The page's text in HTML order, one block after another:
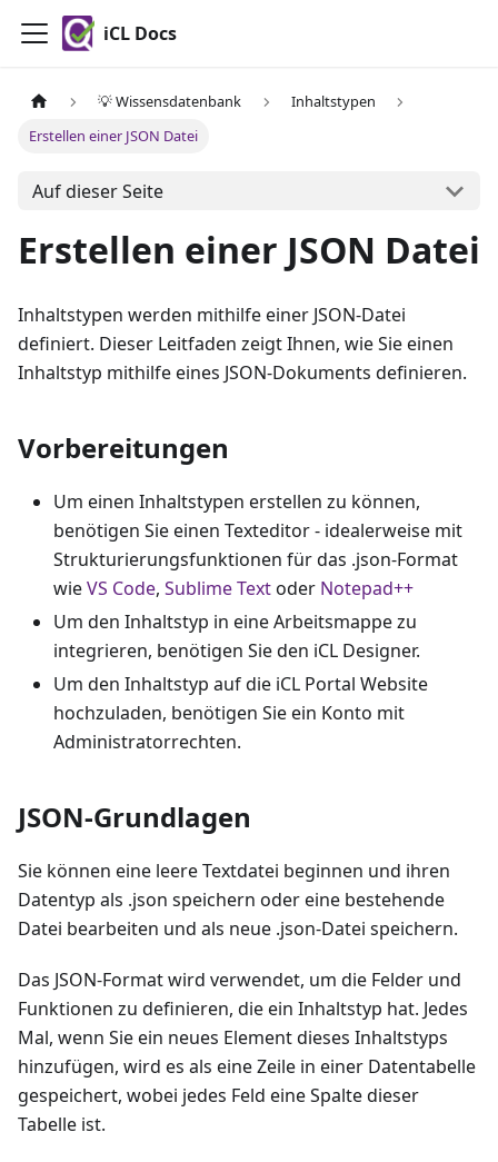
iCL Docs
💡 Wissensdatenbank
Inhaltstypen
Erstellen einer JSON Datei
Auf dieser Seite
Erstellen einer JSON Datei
Inhaltstypen werden mithilfe einer JSON-Datei
definiert. Dieser Leitfaden zeigt Ihnen, wie Sie einen
Inhaltstyp mithilfe eines JSON-Dokuments definieren.
Vorbereitungen
Um einen Inhaltstypen erstellen zu können,
benötigen Sie einen Texteditor - idealerweise mit
Strukturierungsfunktionen für das .json-Format
wieVS Code, Sublime Textoder Notepad++
Um den Inhaltstyp in eine Arbeitsmappe zu
integrieren, benötigen Sie den iCL Designer.
Um den Inhaltstyp auf die iCL Portal Website
hochzuladen, benötigen Sie ein Konto mit
Administratorrechten.
JSON-Grundlagen
Sie können eine leere Textdatei beginnen und ihren
Datentyp als .json speichern oder eine bestehende
Datei bearbeiten und als neue .json-Datei speichern.
Das JSON-Format wird verwendet, um die Felder und
Funktionen zu definieren, die ein Inhaltstyp hat. Jedes
Mal, wenn Sie ein neues Element dieses Inhaltstyps
hinzufügen, wird es als eine Zeile in einer Datentabelle
gespeichert, wobei jedes Feld eine Spalte dieser
Tabelle ist.